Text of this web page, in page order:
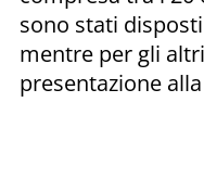
sono stati
mentre per gli
presentazione